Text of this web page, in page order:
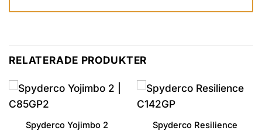
RELATERADE PRODUKTER
Spyderco Yojimbo 2
Spyderco Resilience